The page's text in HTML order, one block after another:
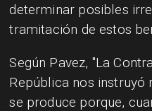
determinar posibles
tramitación de estos
Según Pavez, "La
República nos instruyó
se produce porque,